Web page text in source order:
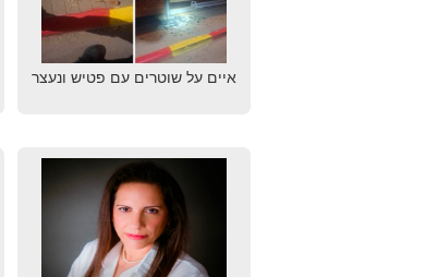
איים על שוטרים עם פטיש ונעצר